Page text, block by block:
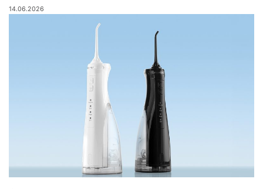
14.06.2026